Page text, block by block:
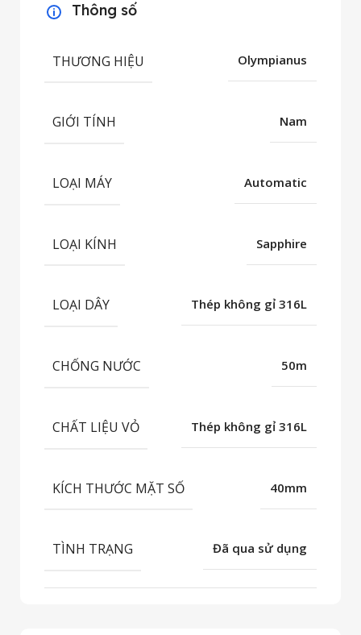
Thông số
THƯƠNG HIỆU Olympianus
GIỚI TÍNH Nam
LOẠI MÁY Automatic
LOẠI KÍNH Sapphire
LOẠI DÂY Thép không gỉ 316L
CHỐNG NƯỚC 50m
CHẤT LIỆU VỎ Thép không gỉ 316L
KÍCH THƯỚC MẶT SỐ 40mm
TÌNH TRẠNG Đã qua sử dụng